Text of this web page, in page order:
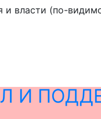
и власти (по-
И